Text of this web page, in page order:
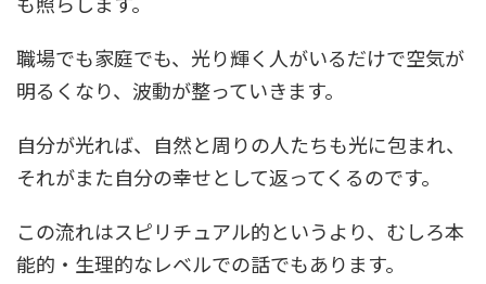
職場でも家庭でも、光り輝く人がいるだけで空気が
明るくなり、波動が整っていきます。
自分が光れば、自然と周りの人たちも光に包まれ、
それがまた自分の幸せとして返ってくるのです。
この流れはスピリチュアル的というより、むしろ本
能的・生理的なレベルでの話でもあります。